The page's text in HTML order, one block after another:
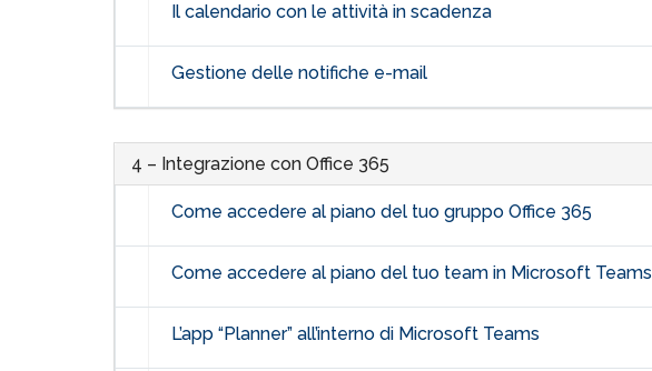
Il calendario con le attività in scadenza
Gestione delle notifiche e-mail
4 – Integrazione con Office 365
Come accedere al piano del tuo gruppo Office 365
Come accedere al piano del tuo team in Microsoft Teams
L’app “Planner” all’interno di Microsoft Teams